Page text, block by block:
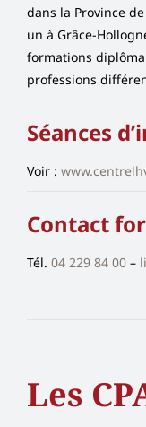
dans la Province
un à Grâce-
formations
professions
Séances
Voir :
Contact
Tél. 04 229 84 00–
Les